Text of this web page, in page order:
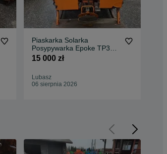
Piaskarka Solarka
Posypywarka Epoke TP3K
solanka film Schmidt WOM
15 000 zł
Lubasz
06 sierpnia 2026